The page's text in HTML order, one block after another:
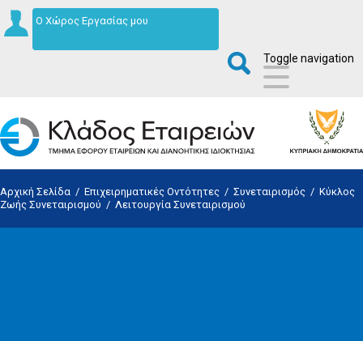
Ο Χώρος Εργασίας μου
Toggle navigation
Αρχική Σελίδα / Επιχειρηματικές Οντότητες / Συνεταιρισμός / Κύκλος
Ζωής Συνεταιρισμού / Λειτουργία Συνεταιρισμού